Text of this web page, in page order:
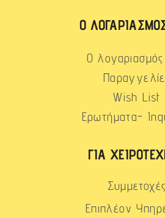
Ο
Ο
Wish List
Ερωτήματα-
ΓΙΑ
Συμμετοχές
Επιπλέον